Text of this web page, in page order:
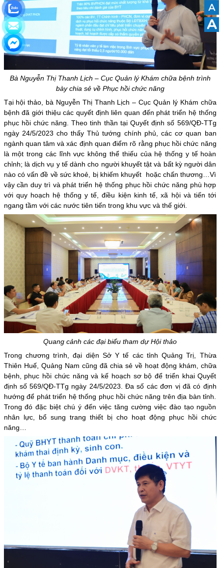
Bà Nguyễn Thị Thanh Lịch – Cục Quản lý Khám chữa bệnh trình
bày chia sẻ về Phục hồi chức năng
Tại hội thảo, bà Nguyễn Thị Thanh Lịch – Cục Quản lý Khám chữa
bệnh đã giới thiệu các quyết định liên quan đến phát triển hệ thống
phục hồi chức năng. Theo tinh thần tại Quyết định số 569/QĐ-TTg
ngày 24/5/2023 cho thấy Thủ tướng chính phủ, các cơ quan ban
ngành quan tâm và xác định quan điểm rõ rằng phục hồi chức năng
là một trong các lĩnh vực không thể thiếu của hệ thống y tế hoàn
chỉnh; là dịch vụ y tế dành cho người khuyết tật và bất kỳ người dân
nào có vấn đề về sức khoẻ, bị khiếm khuyết hoặc chấn thương…Vì
vậy cần duy trì và phát triển hệ thống phục hồi chức năng phù hợp
với quy hoạch hệ thống y tế, điều kiện kinh tế, xã hội và tiến tới
ngang tầm với các nước tiên tiến trong khu vực và thế giới.
Quang cảnh các đại biểu tham dự Hội thảo
Trong chương trình, đại diện Sở Y tế các tỉnh Quảng Trị, Thừa
Thiên Huế, Quảng Nam cũng đã chia sẻ về hoạt động khám, chữa
bệnh, phục hồi chức năng và kế hoạch sơ bộ để triển khai Quyết
định số 569/QĐ-TTg ngày 24/5/2023. Đa số các đơn vị đã có định
hướng để phát triển hệ thống phục hồi chức năng trên địa bàn tỉnh.
Trong đó đặc biệt chú ý đến việc tăng cường việc đào tạo nguồn
nhân lực, bổ sung trang thiết bị cho hoạt động phục hồi chức
năng…
A
A